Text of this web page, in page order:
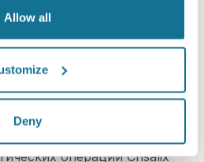
Allow all
Deny
защищена
Tech
операций Crisalix